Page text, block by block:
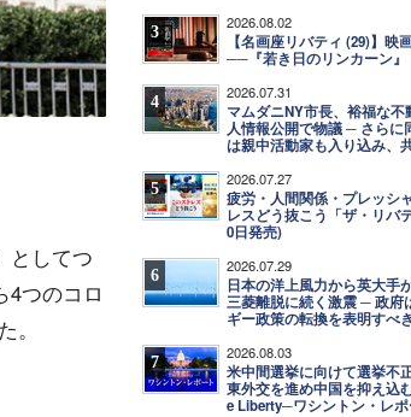
としてつ
4つのコロ
。
3 2026.08.02
【名画座リバティ (29)】映
──『若き日のリンカーン』
4 2026.07.31
マムダニNY市長、裕福な不
人情報公開で物議 ─ さらに
は親中活動家も入り込み、
5 2026.07.27
疲労・人間関係・プレッ
レスどう抜こう「ザ・リバ
0日発売)
6 2026.07.29
日本の洋上風力から英大手
三菱離脱に続く激震 ─ 政府
ギー政策の転換を表明すべき
7 2026.08.03
米中間選挙に向けて選挙不
東外交を進め中国を抑え込
e Liberty─ワシントン・レポ